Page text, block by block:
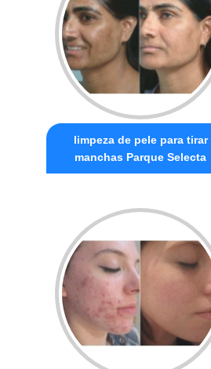
limpeza de pele para tirar
manchas Parque Selecta